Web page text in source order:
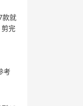
款就
完
考